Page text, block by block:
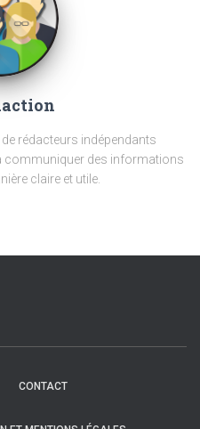
rédacteurs indépendants
communiquer des informations
claire et utile.
CONTACT